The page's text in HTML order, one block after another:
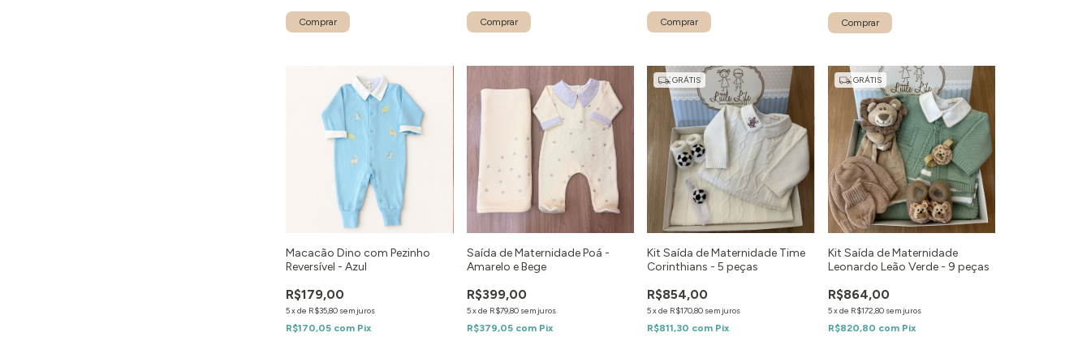
Comprar Comprar Comprar Comprar
Macacão Dino com Pezinho
Reversível - Azul
R$179,00
5xde R$35,80 sem juros
R$170,05 com Pix
Saída de Maternidade Poá -
Amarelo e Bege
R$399,00
5xde R$79,80 sem juros
R$379,05 com Pix
GRÁTIS
Kit Saída de Maternidade Time
Corinthians - 5 peças
R$854,00
5xde R$170,80 sem juros
R$811,30 com Pix
GRÁTIS
Kit Saída de Maternidade
Leonardo Leão Verde - 9 peças
R$864,00
5xde R$172,80 sem juros
R$820,80 com Pix